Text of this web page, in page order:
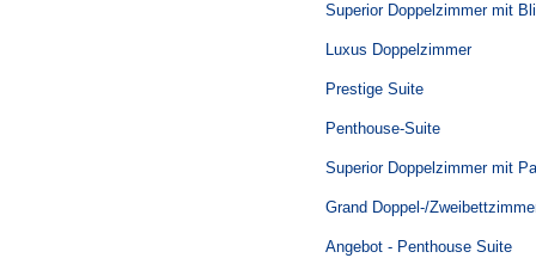
Superior Doppelzimmer mit
Luxus Doppelzimmer
Prestige Suite
Penthouse-Suite
Superior Doppelzimmer mit
Grand Doppel-/
Angebot - Penthouse Suite